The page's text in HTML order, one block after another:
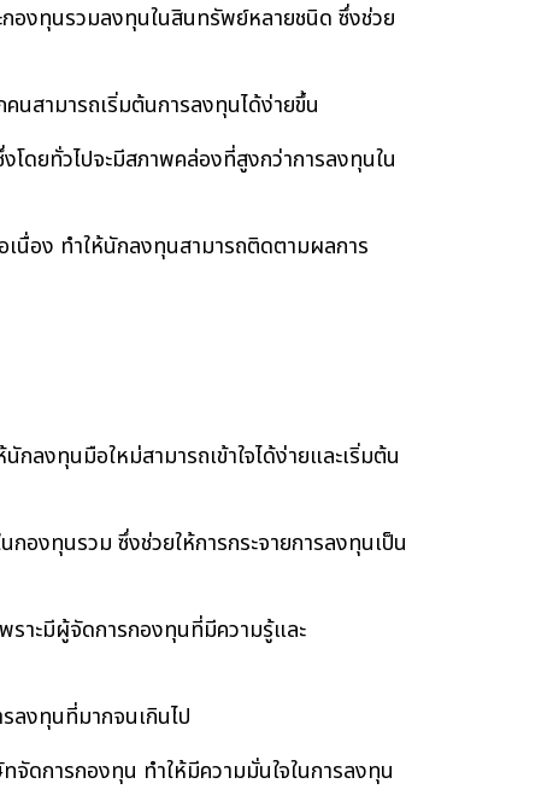
กองทุนรวมลงทุนในสินทรัพย์หลายชนิด ซึ่งช่วย
นสามารถเริ่มต้นการลงทุนได้ง่ายขึ้น
ดยทั่วไปจะมีสภาพคล่องที่สูงกว่าการลงทุนใน
นื่อง ทำให้นักลงทุนสามารถติดตามผลการ
ลงทุนมือใหม่สามารถเข้าใจได้ง่ายและเริ่มต้น
องทุนรวม ซึ่งช่วยให้การกระจายการลงทุนเป็น
ราะมีผู้จัดการกองทุนที่มีความรู้และ
ลงทุนที่มากจนเกินไป
ดการกองทุน ทำให้มีความมั่นใจในการลงทุน